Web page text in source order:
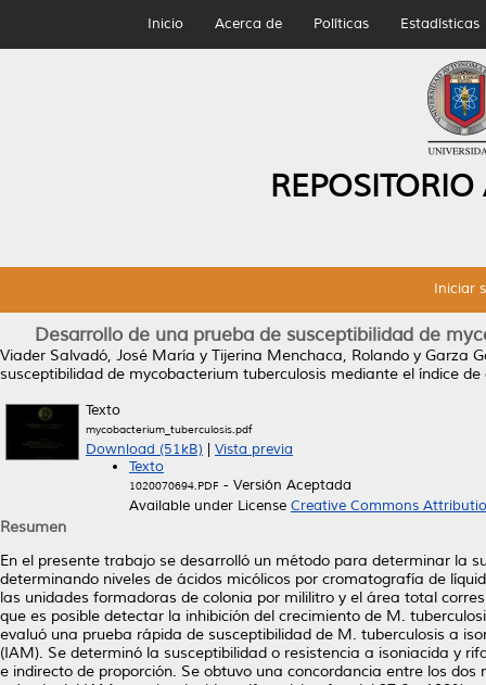
Inicio Acerca de Políticas Estadísticas
Iniciar
Desarrollo de una prueba de susceptibilidad de
Viader Salvadó, José María y Tijerina Menchaca, Rolando y Garza
susceptibilidad de mycobacterium tuberculosis mediante el índice de
Texto
mycobacterium_tuberculosis.pdf
Download (51kB)
Vista previa
Texto
1020070694.PDF - Versión Aceptada
Available under License Creative Commons
Resumen
En el presente trabajo se desarrolló un método para determinar la
determinando niveles de ácidos micólicos por cromatografía de
las unidades formadoras de colonia por mililitro y el área total
que es posible detectar la inhibición del crecimiento de M.
evaluó una prueba rápida de susceptibilidad de M. tuberculosis a
(IAM). Se determinó la susceptibilidad o resistencia a isoniacida y
e indirecto de proporción. Se obtuvo una concordancia entre los